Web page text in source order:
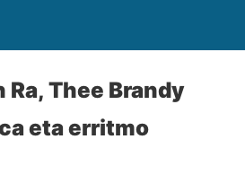
Ra, Thee Brandy
eta erritmo